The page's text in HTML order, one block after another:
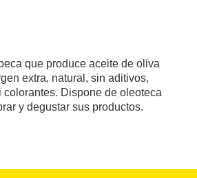
que produce aceite de oliva
extra, natural, sin aditivos,
colorantes. Dispone de oleoteca
y degustar sus productos.